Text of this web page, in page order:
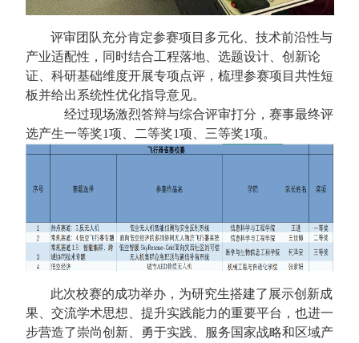
评审团队充分肯定参赛项目多元化、技术前沿性与
产业适配性，同时结合工程落地、选题设计、创新论
证、科研基础维度开展专项点评，梳理参赛项目共性短
板并给出系统性优化指导意见。
经过现场激烈答辩与综合评审打分，赛事最终评
选产生一等奖1项、二等奖1项、三等奖1项。
此次校赛的成功举办，为研究生搭建了展示创新成
果、交流学术思想、提升实践能力的重要平台，也进一
步营造了崇尚创新、勇于实践、服务国家战略和区域产